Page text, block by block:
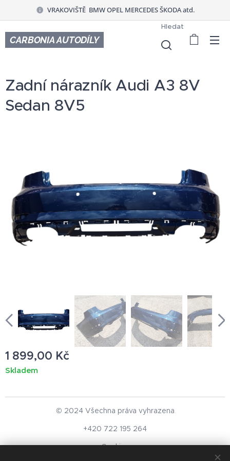
VRAKOVIŠTĚ BMW OPEL MERCEDES ŠKODA atd.
CARBONIA AUTODÍLY
Hledat
Zadní nárazník Audi A3 8V
Sedan 8V5
1 899,00 Kč
Skladem
© 2024 Všechna práva vyhrazena
+420 722 195 264
Cookies